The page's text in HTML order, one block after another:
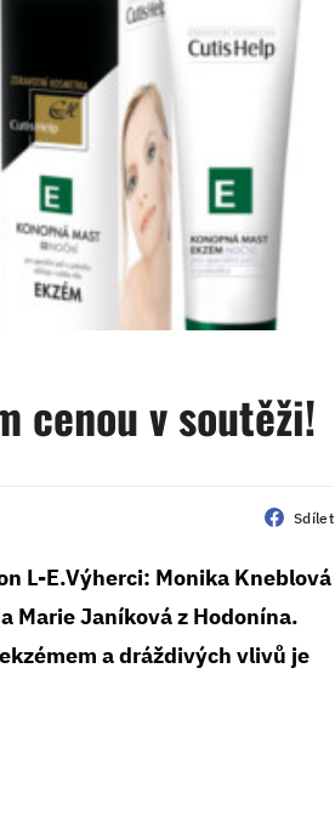
cenou v soutěži!
Sdílet
L-E.Výherci: Monika Kneblová
Marie Janíková z Hodonína.
a dráždivých vlivů je